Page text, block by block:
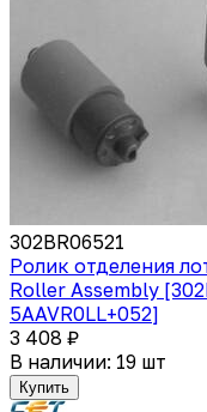
302BR06521
Ролик отделения
Roller Assembly
5AAVR0LL+052]
3 408 ₽
В наличии: 19 шт
Купить